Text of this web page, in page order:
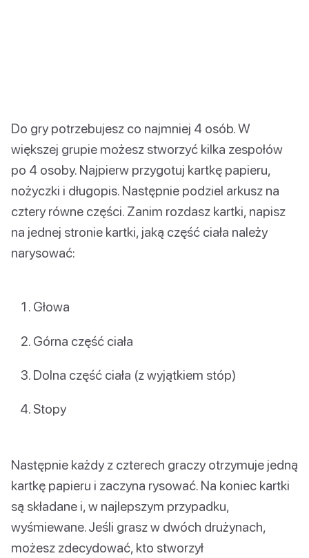
Do gry potrzebujesz co najmniej 4 osób. W
większej grupie możesz stworzyć kilka zespołów
po 4 osoby. Najpierw przygotuj kartkę papieru,
nożyczki i długopis. Następnie podziel arkusz na
cztery równe części. Zanim rozdasz kartki, napisz
na jednej stronie kartki, jaką część ciała należy
narysować:
Głowa
Górna część ciała
Dolna część ciała (z wyjątkiem stóp)
Stopy
Następnie każdy z czterech graczy otrzymuje jedną
kartkę papieru i zaczyna rysować. Na koniec kartki
są składane i, w najlepszym przypadku,
wyśmiewane. Jeśli grasz w dwóch drużynach,
możesz zdecydować, kto stworzył